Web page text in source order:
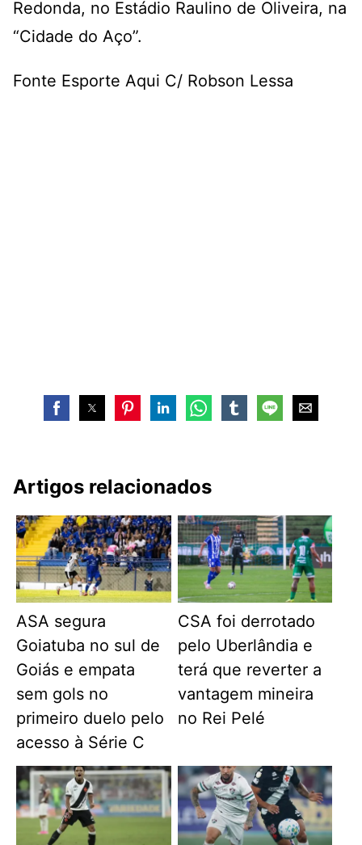
Redonda, no Estádio Raulino de Oliveira, na
“Cidade do Aço”.
Fonte Esporte Aqui C/ Robson Lessa
Artigos relacionados
ASA segura
Goiatuba no sul de
Goiás e empata
sem gols no
primeiro duelo pelo
acesso à Série C
CSA foi derrotado
pelo Uberlândia e
terá que reverter a
vantagem mineira
no Rei Pelé